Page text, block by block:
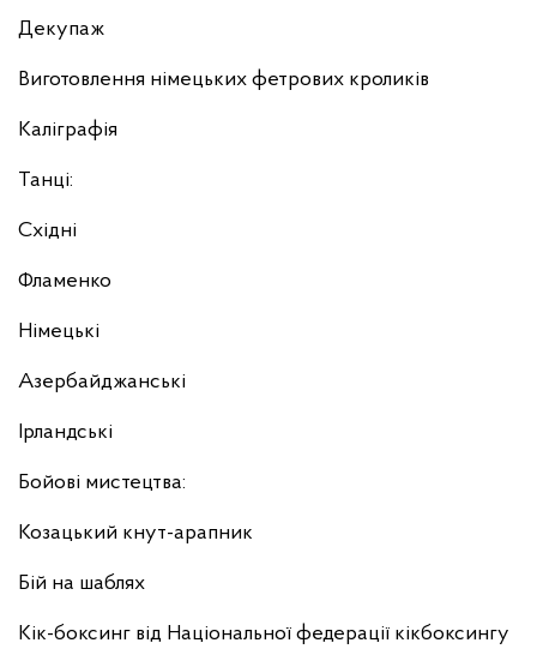
Декупаж
Виготовлення німецьких фетрових кроликів
Каліграфія
Танці:
Східні
Фламенко
Німецькі
Азербайджанські
Ірландські
Бойові мистецтва:
Козацький кнут-арапник
Бій на шаблях
Кік-боксинг від Національної федерації кікбоксингу